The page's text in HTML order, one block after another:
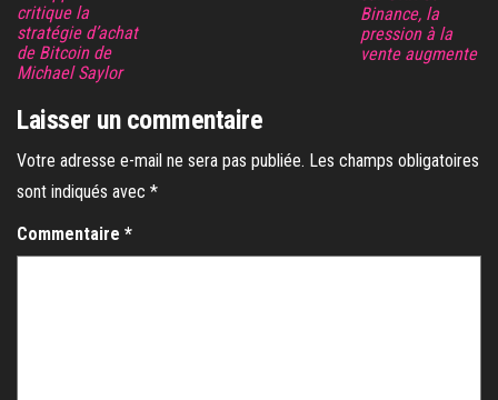
critique la
stratégie d’achat
de Bitcoin de
Michael Saylor
Binance, la
pression à la
vente augmente
Laisser un commentaire
Votre adresse e-mail ne sera pas publiée. Les champs obligatoires
sont indiqués avec *
Commentaire *